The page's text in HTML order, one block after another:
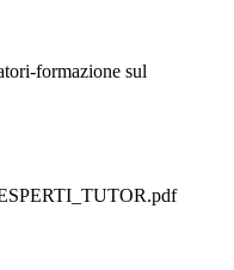
formazione sul